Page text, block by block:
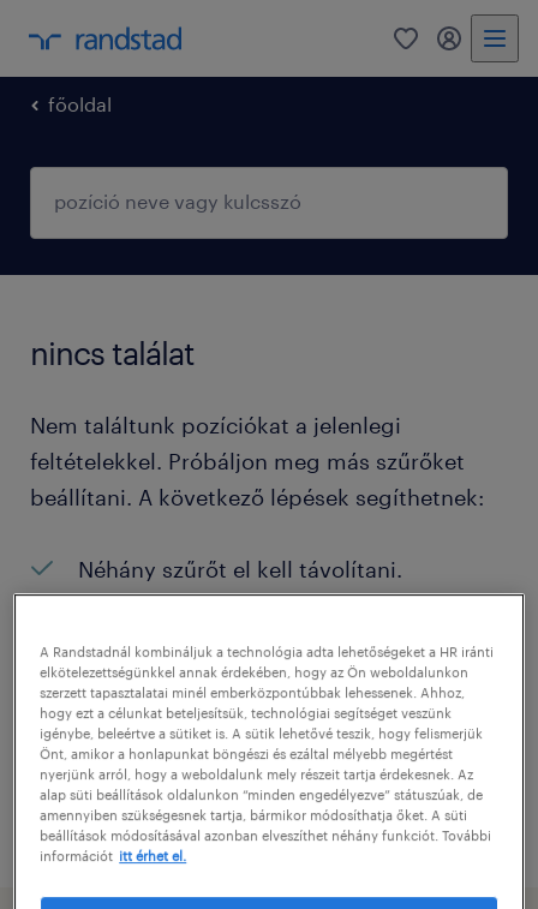
0 fiókom
főoldal
nincs találat
Nem találtunk pozíciókat a jelenlegi
feltételekkel. Próbáljon meg más szűrőket
beállítani. A következő lépések segíthetnek:
Néhány szűrőt el kell távolítani.
Próbálja meg kibővíteni a keresés
helyszínét.
Adjon meg más pozíció nevet, vagy
kulcsszót, és ellenőrizze, hogy helyesen
írta-e le.
A Randstadnál kombináljuk a technológia adta lehetőségeket a HR iránti
elkötelezettségünkkel annak érdekében, hogy az Ön weboldalunkon
szerzett tapasztalatai minél emberközpontúbbak lehessenek. Ahhoz,
hogy ezt a célunkat beteljesítsük, technológiai segítséget veszünk
igénybe, beleértve a sütiket is. A sütik lehetővé teszik, hogy felismerjük
Önt, amikor a honlapunkat böngészi és ezáltal mélyebb megértést
nyerjünk arról, hogy a weboldalunk mely részeit tartja érdekesnek. Az
alap süti beállítások oldalunkon “minden engedélyezve” státuszúak, de
amennyiben szükségesnek tartja, bármikor módosíthatja őket. A süti
beállítások módosításával azonban elveszíthet néhány funkciót. További
információt itt érhet el.